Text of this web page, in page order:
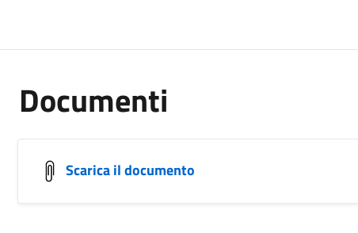
Documenti
Scarica il documento